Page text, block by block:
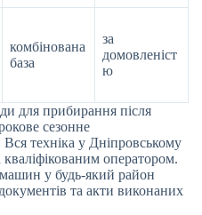
комбінована
база
за
домовленіст
ю
для прибирання після
сезонне
техніка у Дніпровському
оператором.
у будь-який район
та акти виконаних